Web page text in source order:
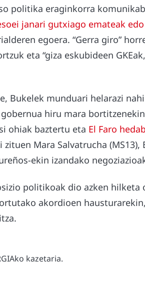
politika eraginkorra
janari gutxiago emateak
egoera. “Gerra giro”
eta “giza eskubideen
Bukelek munduari helarazi
hiru mara
ohiak baztertu eta El Faro
Mara Salvatrucha (MS13),
ekin izandako
politikoak dio azken
akordioen
kazetaria.